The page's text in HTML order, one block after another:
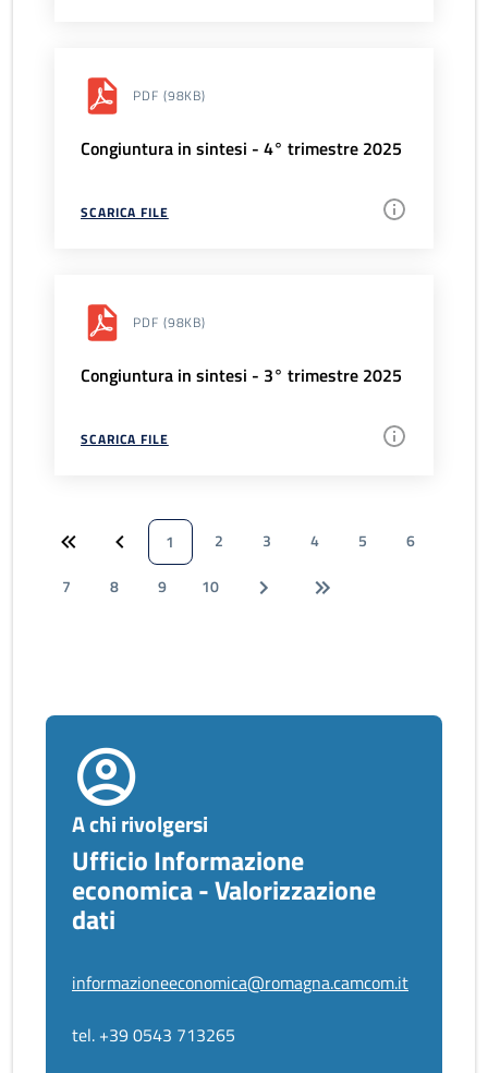
PDF (98KB)
Congiuntura in sintesi - 4° trimestre 2025
SCARICA FILE
PDF (98KB)
Congiuntura in sintesi - 3° trimestre 2025
SCARICA FILE
1 2 3 4 5
6
7
8 9 10
A chi rivolgersi
Ufficio Informazione
economica - Valorizzazione
dati
informazioneeconomica@romagna.camcom.it
tel. +39 0543 713265